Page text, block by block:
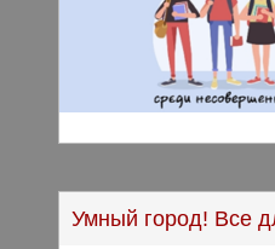
Умный город! Все